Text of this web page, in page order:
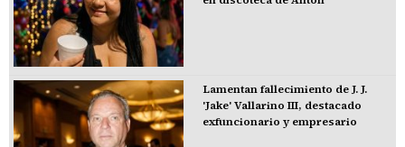
Lamentan fallecimiento de J. J.
'Jake' Vallarino III, destacado
exfuncionario y empresario